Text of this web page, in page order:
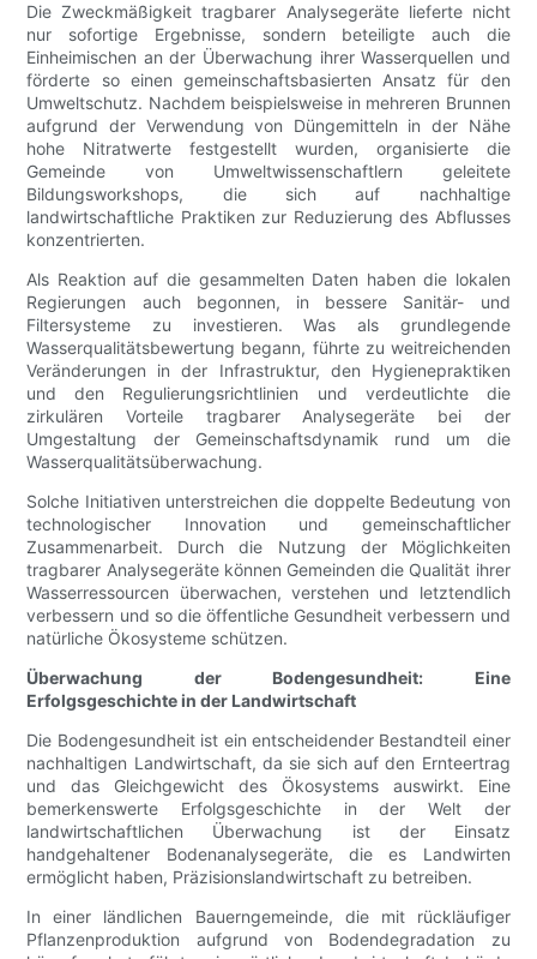
Die Zweckmäßigkeit tragbarer Analysegeräte lieferte nicht
nur sofortige Ergebnisse, sondern beteiligte auch die
Einheimischen an der Überwachung ihrer Wasserquellen und
förderte so einen gemeinschaftsbasierten Ansatz für den
Umweltschutz. Nachdem beispielsweise in mehreren Brunnen
aufgrund der Verwendung von Düngemitteln in der Nähe
hohe Nitratwerte festgestellt wurden, organisierte die
Gemeinde von Umweltwissenschaftlern geleitete
Bildungsworkshops, die sich auf nachhaltige
landwirtschaftliche Praktiken zur Reduzierung des Abflusses
konzentrierten.
Als Reaktion auf die gesammelten Daten haben die lokalen
Regierungen auch begonnen, in bessere Sanitär- und
Filtersysteme zu investieren. Was als grundlegende
Wasserqualitätsbewertung begann, führte zu weitreichenden
Veränderungen in der Infrastruktur, den Hygienepraktiken
und den Regulierungsrichtlinien und verdeutlichte die
zirkulären Vorteile tragbarer Analysegeräte bei der
Umgestaltung der Gemeinschaftsdynamik rund um die
Wasserqualitätsüberwachung.
Solche Initiativen unterstreichen die doppelte Bedeutung von
technologischer Innovation und gemeinschaftlicher
Zusammenarbeit. Durch die Nutzung der Möglichkeiten
tragbarer Analysegeräte können Gemeinden die Qualität ihrer
Wasserressourcen überwachen, verstehen und letztendlich
verbessern und so die öffentliche Gesundheit verbessern und
natürliche Ökosysteme schützen.
Überwachung der Bodengesundheit: Eine
Erfolgsgeschichte in der Landwirtschaft
Die Bodengesundheit ist ein entscheidender Bestandteil einer
nachhaltigen Landwirtschaft, da sie sich auf den Ernteertrag
und das Gleichgewicht des Ökosystems auswirkt. Eine
bemerkenswerte Erfolgsgeschichte in der Welt der
landwirtschaftlichen Überwachung ist der Einsatz
handgehaltener Bodenanalysegeräte, die es Landwirten
ermöglicht haben, Präzisionslandwirtschaft zu betreiben.
In einer ländlichen Bauerngemeinde, die mit rückläufiger
Pflanzenproduktion aufgrund von Bodendegradation zu